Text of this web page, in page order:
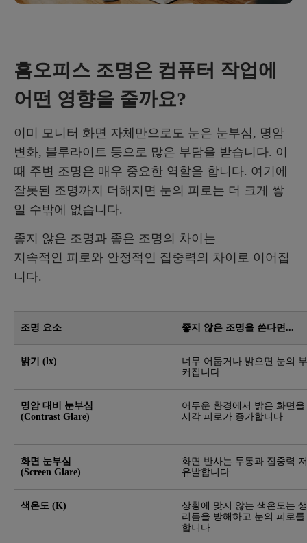
홈오피스 조명은 컴퓨터 작업에
어떤 영향을 줄까요?
이미 모니터 화면 자체만으로도 눈은 눈부심, 명암
변화, 블루라이트 등으로 많은 부담을 받습니다. 이
때 주변 조명은 매우 중요한 역할을 합니다. 여기에
잘못된 조명까지 더해지면 눈의 피로는 더 크게 쌓
일 수밖에 없습니다.
좋지 않은 조명과 좋은 조명의 차이는
지속적인 피로와 안정적인 집중력의 차이로 이어집
니다.
조명 요소 좋지 않은 조명을 쓴다면...
밝기 (lx)
너무 어둡거나 밝으면 눈의
커집니다
명암 대비 눈부심
(Contrast Glare)
어두운 환경에서 밝은 화면을
시각 피로가 증가합니다
화면 눈부심
(Screen Glare)
화면 반사는 두통과 집중력
유발합니다
색온도 (K)
상황에 맞지 않는 색온도는
리듬을 방해하고 눈의 피로를
합니다